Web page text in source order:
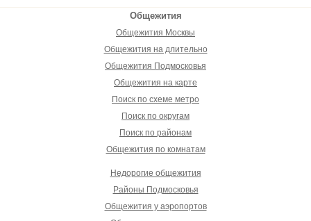
Общежития
Общежития Москвы
Общежития на длительно
Общежития Подмосковья
Общежития на карте
Поиск по схеме метро
Поиск по округам
Поиск по районам
Общежития по комнатам
Недорогие общежития
Районы Подмосковья
Общежития у аэропортов